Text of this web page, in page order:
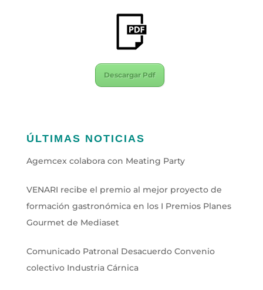
Descargar Pdf
ÚLTIMAS NOTICIAS
Agemcex colabora con Meating Party
VENARI recibe el premio al mejor proyecto de
formación gastronómica en los I Premios Planes
Gourmet de Mediaset
Comunicado Patronal Desacuerdo Convenio
colectivo Industria Cárnica